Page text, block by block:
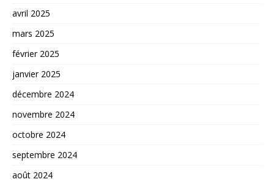
avril 2025
mars 2025
février 2025
janvier 2025
décembre 2024
novembre 2024
octobre 2024
septembre 2024
août 2024